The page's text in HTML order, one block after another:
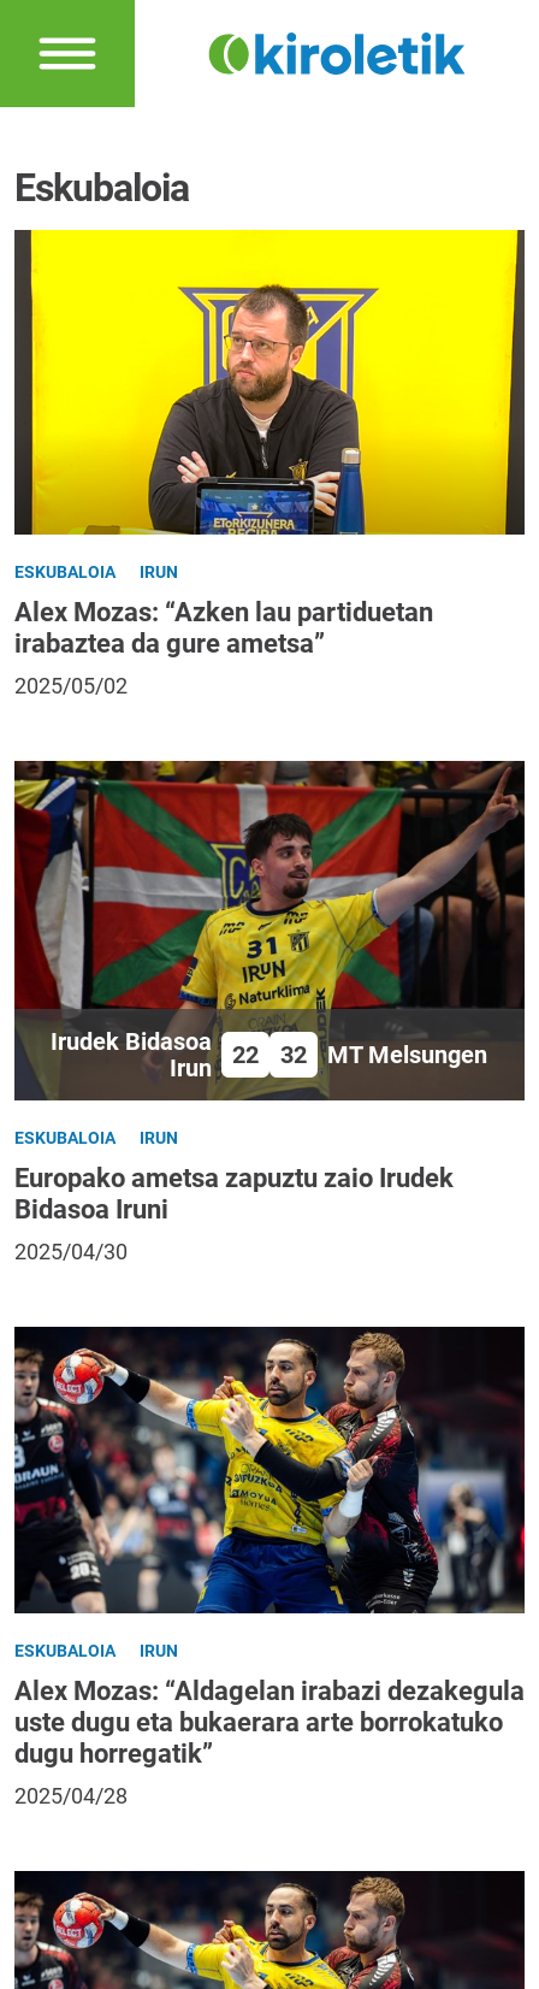
Eskubaloia
ESKUBALOIA IRUN
Alex Mozas: “Azken lau partiduetan
irabaztea da gure ametsa”
2025/05/02
Irudek Bidasoa
Irun
22 32 MT Melsungen
ESKUBALOIA IRUN
Europako ametsa zapuztu zaio Irudek
Bidasoa Iruni
2025/04/30
ESKUBALOIA IRUN
Alex Mozas: “Aldagelan irabazi dezakegula
uste dugu eta bukaerara arte borrokatuko
dugu horregatik”
2025/04/28